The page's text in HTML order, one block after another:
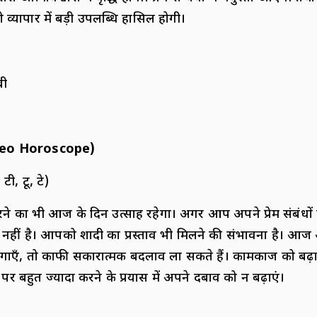
में बड़ी उपलब्धि हासिल होगी।
Horoscope)
टी, टू, टे)
का भी आज के दिन उत्साह रहेगा। अगर आप अपने प्रेम संबंधों
नहीं है। आपको शादी का प्रस्ताव भी मिलने की संभावना है।
तो काफी सकारात्मक बदलाव ला सकते हैं। कामकाज को
बहुत ज्यादा करने के प्रयास में अपने दबाव को न बढ़ाएं।